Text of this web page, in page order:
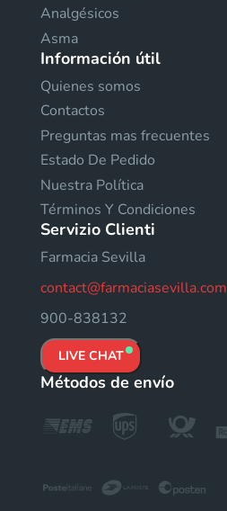
Analgésicos
Asma
Información útil
Quienes somos
Contactos
Preguntas mas frecuentes
Estado De Pedido
Nuestra Política
Términos Y Condiciones
Servizio Clienti
Farmacia Sevilla
contact@farmaciasevilla.com
900-838132
LIVE CHAT
Métodos de envío